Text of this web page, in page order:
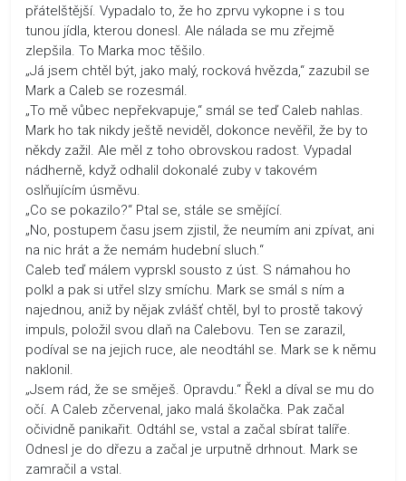
přátelštější. Vypadalo to, že ho zprvu vykopne i s tou
tunou jídla, kterou donesl. Ale nálada se mu zřejmě
zlepšila. To Marka moc těšilo.
„Já jsem chtěl být, jako malý, rocková hvězda,“ zazubil se
Mark a Caleb se rozesmál.
„To mě vůbec nepřekvapuje,“ smál se teď Caleb nahlas.
Mark ho tak nikdy ještě neviděl, dokonce nevěřil, že by to
někdy zažil. Ale měl z toho obrovskou radost. Vypadal
nádherně, když odhalil dokonalé zuby v takovém
oslňujícím úsměvu.
„Co se pokazilo?“ Ptal se, stále se smějící.
„No, postupem času jsem zjistil, že neumím ani zpívat, ani
na nic hrát a že nemám hudební sluch.“
Caleb teď málem vyprskl sousto z úst. S námahou ho
polkl a pak si utřel slzy smíchu. Mark se smál s ním a
najednou, aniž by nějak zvlášť chtěl, byl to prostě takový
impuls, položil svou dlaň na Calebovu. Ten se zarazil,
podíval se na jejich ruce, ale neodtáhl se. Mark se k němu
naklonil.
„Jsem rád, že se směješ. Opravdu.“ Řekl a díval se mu do
očí. A Caleb zčervenal, jako malá školačka. Pak začal
očividně panikařit. Odtáhl se, vstal a začal sbírat talíře.
Odnesl je do dřezu a začal je urputně drhnout. Mark se
zamračil a vstal.